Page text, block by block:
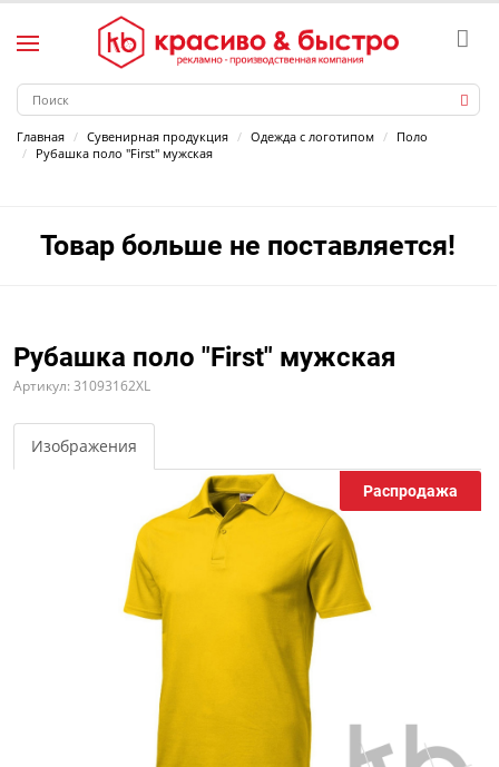
Главная Сувенирная продукция Одежда с логотипом
Поло
Рубашка поло "First" мужская
Товар больше не поставляется!
Рубашка поло "First" мужская
Артикул: 31093162XL
Изображения
Распродажа